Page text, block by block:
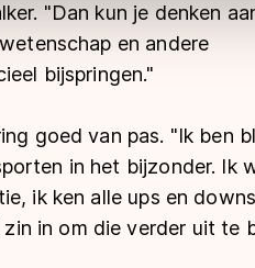
"Dan kun je denken
en andere
bijspringen."
goed van pas. "Ik ben
in het bijzonder. Ik
ik ken alle ups en
in om die verder uit te